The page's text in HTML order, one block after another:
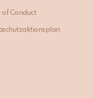
of Conduct